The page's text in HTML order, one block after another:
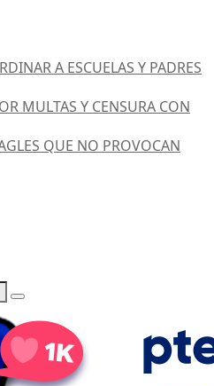
A ESCUELAS Y PADRES
MULTAS Y CENSURA CON
QUE NO PROVOCAN